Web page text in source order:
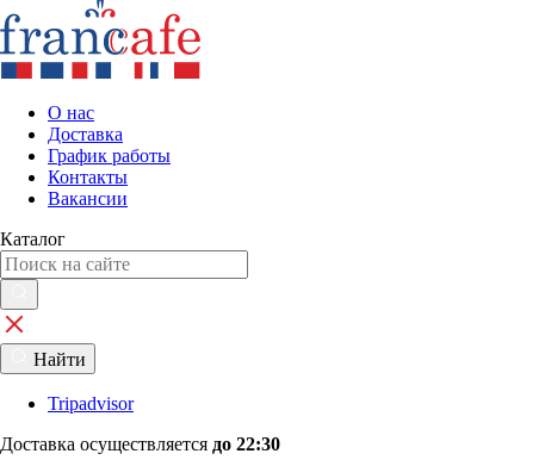
О нас
Доставка
График работы
Контакты
Вакансии
Каталог
Найти
Tripadvisor
Доставка осуществляется до 22:30